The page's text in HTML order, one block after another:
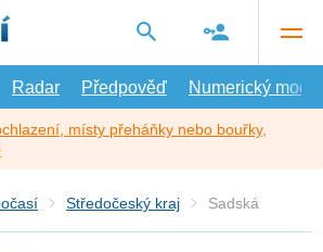
Radar Předpověď Numerický model
místy přeháňky nebo bouřky,
Středočeský kraj Sadská